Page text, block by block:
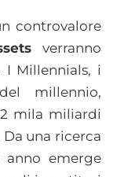
controvalore
verranno
I Millennials, i
millennio,
mila miliardi
una ricerca
anno emerge